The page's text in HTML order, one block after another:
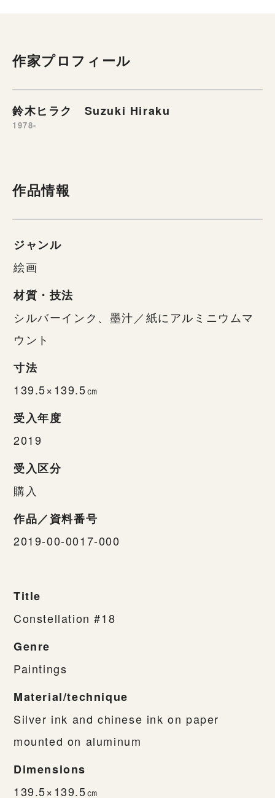
作家プロフィール
鈴木ヒラク Suzuki Hiraku
1978-
作品情報
ジャンル
絵画
材質・技法
シルバーインク、墨汁／紙にアルミニウムマ
ウント
寸法
139.5×139.5㎝
受入年度
2019
受入区分
購入
作品／資料番号
2019-00-0017-000
Title
Constellation #18
Genre
Paintings
Material/technique
Silver ink and chinese ink on paper
mounted on aluminum
Dimensions
139.5×139.5㎝